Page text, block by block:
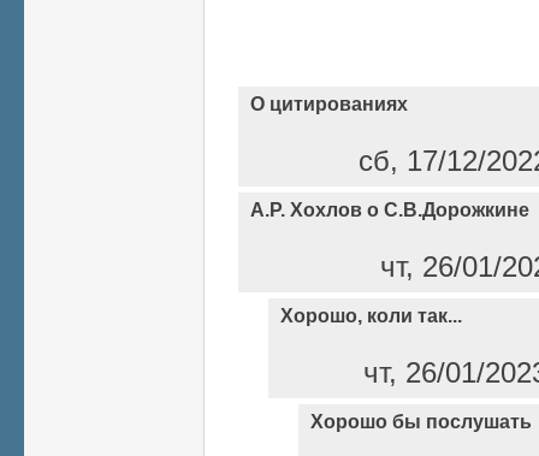
О цитированиях
сб, 17/12/
А.Р. Хохлов о С.В.Дорожкине
чт, 26/01/
Хорошо, коли так...
чт, 26/01/
Хорошо бы послушать